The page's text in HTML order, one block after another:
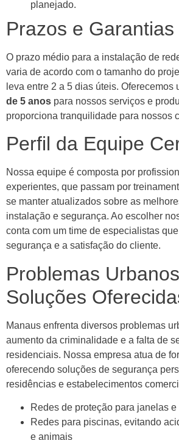
planejado.
Prazos e Garantias
O prazo médio para a instalação de
varia de acordo com o tamanho do
leva entre 2 a 5 dias úteis. Oferecemos
de 5 anos para nossos serviços e
proporciona tranquilidade para nossos
Perfil da Equipe
Nossa equipe é composta por
experientes, que passam por
se manter atualizados sobre as
instalação e segurança. Ao escolher
conta com um time de especialistas
segurança e a satisfação do cliente.
Problemas
Soluções
Manaus enfrenta diversos problemas
aumento da criminalidade e a falta de
residenciais. Nossa empresa atua de
oferecendo soluções de segurança
residências e estabelecimentos
Redes de proteção para janelas
Redes para piscinas, evitando
e animais